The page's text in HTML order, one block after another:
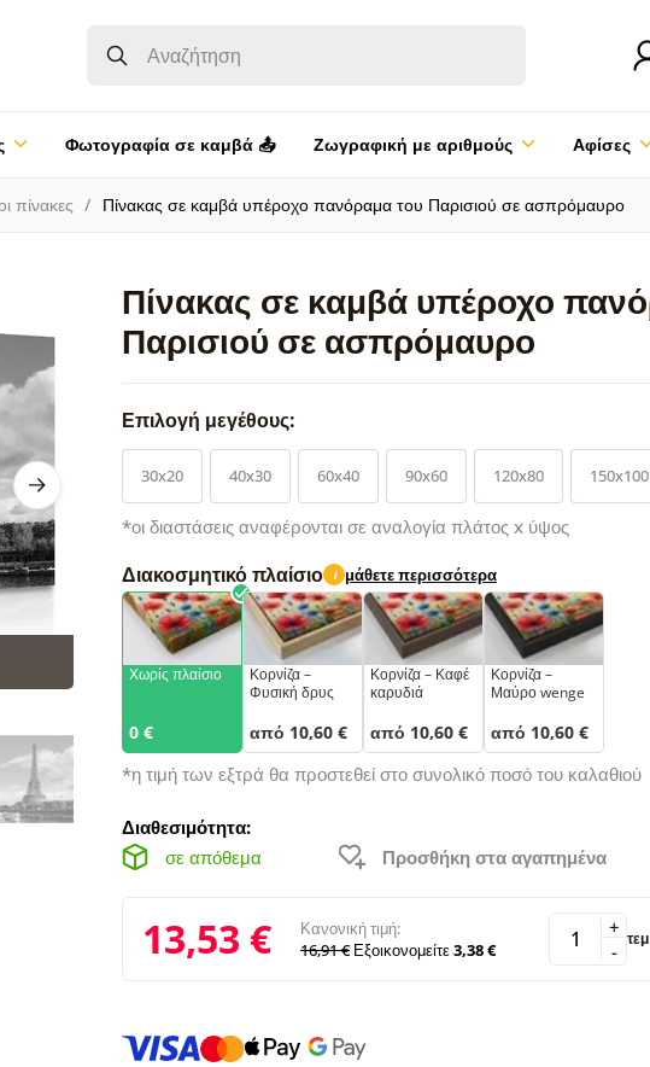
Φωτογραφία σε καμβά 📤 Ζωγραφική με αριθμούς Αφίσες
πίνακες Πίνακας σε καμβά υπέροχο πανόραμα του Παρισιού σε ασπρόμαυρο
Πίνακας σε καμβά υπέροχο
Παρισιού σε ασπρόμαυρο
Επιλογή μεγέθους:
30x20 40x30 60x40 90x60 120x80 150x100
*οι διαστάσεις αναφέρονται σε αναλογία πλάτος x ύψος
Διακοσμητικό πλαίσιο i μάθετε περισσότερα
Χωρίς πλαίσιο
0 €
Κορνίζα –
Φυσική δρυς
από 10,60 €
Κορνίζα – Καφέ
καρυδιά
από 10,60 €
Κορνίζα –
Μαύρο wenge
από 10,60 €
*η τιμή των εξτρά θα προστεθεί στο συνολικό ποσό του καλαθιού
Διαθεσιμότητα:
σε απόθεμα
Προσθήκη στα αγαπημένα
13,53 €
Κανονική τιμή:
16,91 € Εξοικονομείτε3,38 € -
+ τεμ